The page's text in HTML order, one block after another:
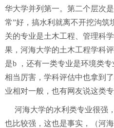
华大学并列第一。第二个层次
常”好，搞水利就离不开挖沟筑
关的专业是土木工程、管理科
果，河海大学的土木工程学科
是b ，还有一类专业是环境类
相当厉害，学科评估中也拿到
业相对一般，也有网友说这类
河海大学的水利类专业很强
也比较强，这也是事实，（河